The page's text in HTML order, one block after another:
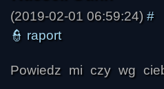
(2019-02-01 06:59:24) #
👮 raport
Powiedz mi czy wg